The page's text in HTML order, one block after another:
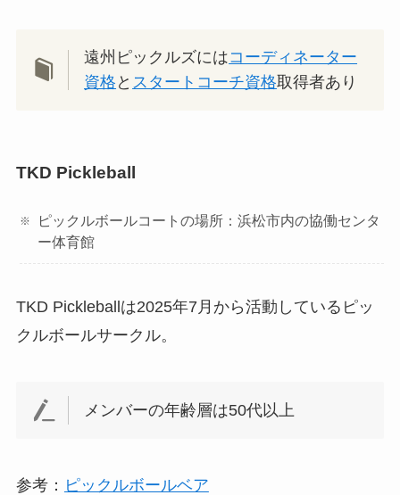
遠州ピックルズにはコーディネーター
資格 と スタートコーチ資格取得者あり
TKD Pickleball
ピックルボールコートの場所：浜松市内の協働センタ
ー体育館
TKD Pickleballは2025年7月から活動しているピッ
クルボールサークル。
メンバーの年齢層は50代以上
参考： ピックルボールベア